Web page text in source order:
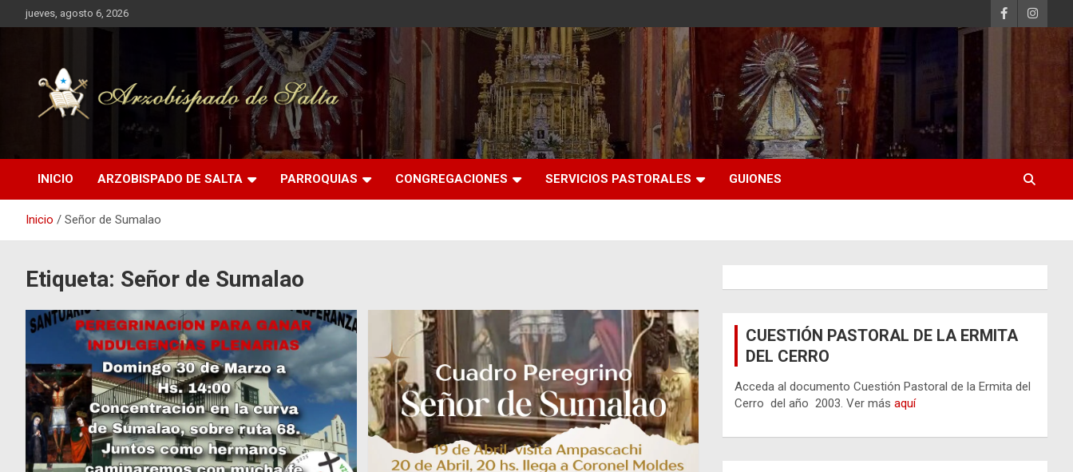
Saltar
al
jueves, agosto 6, 2026
INICIO ARZOBISPADO DE SALTA PARROQUIAS CONGREGACIONES SERVICIOS PASTORALES GUIONES
Inicio Señor de Sumalao
Etiqueta: Señor de Sumalao
CUESTIÓN PASTORAL DE LA ERMITA
DEL CERRO
Acceda al documento Cuestión Pastoral de la Ermita del
Cerro del año 2003. Ver másaquí